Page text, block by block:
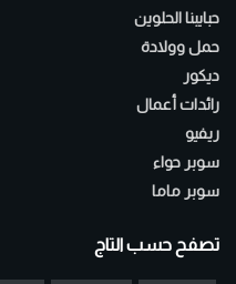
حبايبنا الحلوين
حمل وولادة
ديكور
رائدات أعمال
ريفيو
سوبر حواء
سوبر ماما
تصفح حسب التاج